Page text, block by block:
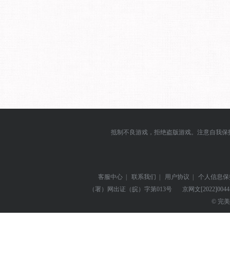
抵制不良游戏，拒绝盗版游戏。注意自我
客服中心 | 联系我们 | 用户协议 |
个人信息
（署）网出证（皖）字第013号
京网文
© 完美